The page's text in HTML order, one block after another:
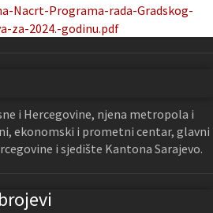
Nacrt-Programa-rada-Gradskog-
za-2024.-godinu.pdf
i Hercegovine, njena metropola i
ekonomski i prometni centar, glavni
i sjedište Kantona Sarajevo.